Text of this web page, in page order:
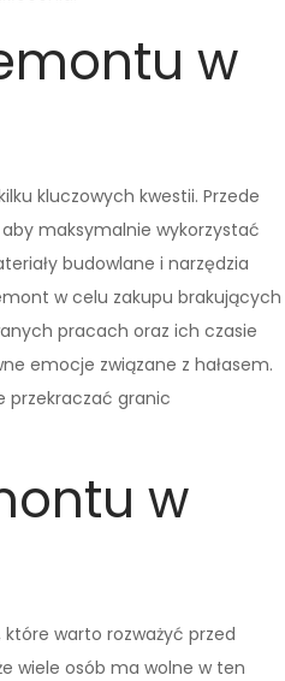
w
kluczowych kwestii. Przede
maksymalnie wykorzystać
budowlane i narzędzia
w celu zakupu brakujących
pracach oraz ich czasie
emocje związane z hałasem.
przekraczać granic
w
warto rozważyć przed
wiele osób ma wolne w ten